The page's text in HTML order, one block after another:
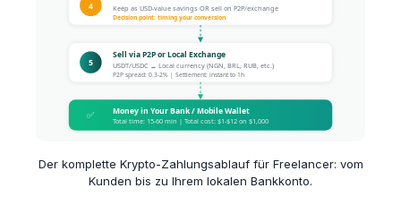
Der komplette Krypto-Zahlungsablauf für Freelancer: vom
Kunden bis zu Ihrem lokalen Bankkonto.